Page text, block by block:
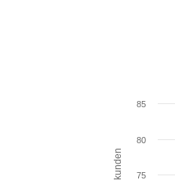
Sekunden 75
80
85